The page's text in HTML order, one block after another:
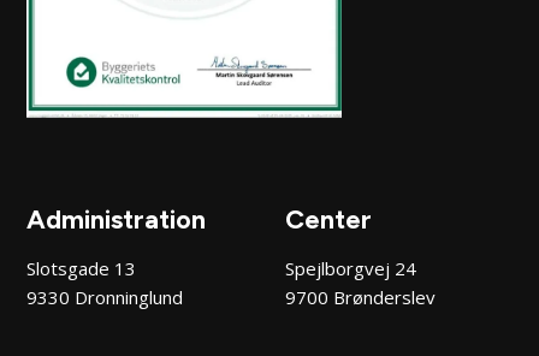
Administration
Slotsgade 13
9330 Dronninglund
Center
Spejlborgvej 24
9700 Brønderslev